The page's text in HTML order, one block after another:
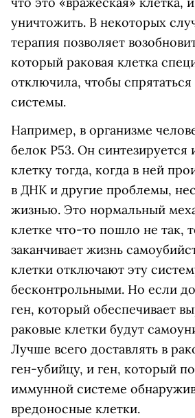
уничтожить. В некоторых
терапия позволяет
который раковая клетка
отключила, чтобы
системы.
Например, в организме
белок Р53. Он синтезируется
клетку тогда, когда в ней
в ДНК и другие проблемы,
жизнью. Это нормальный
клетке что-то пошло не так,
заканчивает жизнь
клетки отключают эту
бесконтрольными. Но если
ген, который обеспечивает
раковые клетки будут
Лучше всего доставлять в
ген-убийцу, и ген, который
иммунной системе
вредоносные клетки.